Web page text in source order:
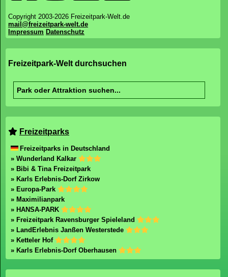
Copyright 2003-2026 Freizeitpark-Welt.de
mail@freizeitpark-welt.de
Impressum Datenschutz
Freizeitpark-Welt durchsuchen
Freizeitparks
Freizeitparks in Deutschland
» Wunderland Kalkar
» Bibi & Tina Freizeitpark
» Karls Erlebnis-Dorf Zirkow
» Europa-Park
» Maximilianpark
» HANSA-PARK
» Freizeitpark Ravensburger Spieleland
» LandErlebnis Janßen Westerstede
» Ketteler Hof
» Karls Erlebnis-Dorf Oberhausen